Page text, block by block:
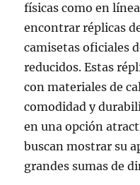
físicas como en
encontrar réplicas
camisetas oficiales
reducidos. Estas
con materiales de
comodidad y
en una opción
buscan mostrar su
grandes sumas de